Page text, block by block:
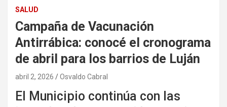
SALUD
Campaña de Vacunación
Antirrábica: conocé el cronograma
de abril para los barrios de Luján
abril 2, 2026 Osvaldo Cabral
El Municipio continúa con las